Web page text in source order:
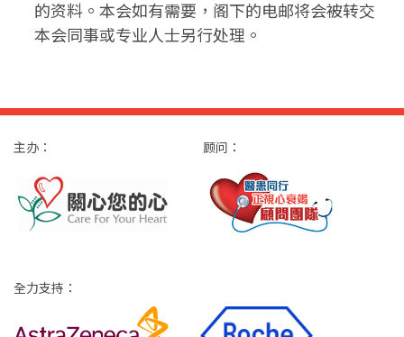
的资料。本会如有需要，阁下的电邮将会被转交
本会同事或专业人士另行处理。
主办： 顾问：
全力支持：